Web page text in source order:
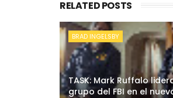
RELATED POSTS
BRAD INGELSBY
TASK: Mark Ruffalo
grupo del FBI en el